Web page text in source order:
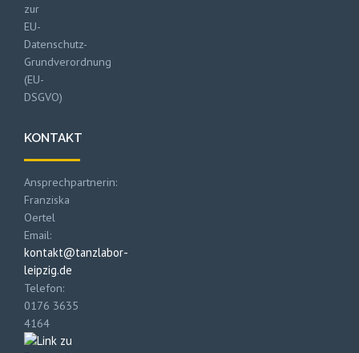
zur
EU-
Datenschutz-
Grundverordnung
(EU-
DSGVO)
KONTAKT
Ansprechpartnerin:
Franziska
Oertel
Email:
kontakt@tanzlabor-
leipzig.de
Telefon:
0176 3635
4164